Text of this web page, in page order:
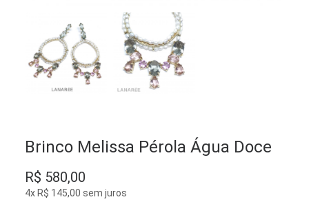
Brinco Melissa Pérola Água Doce
R$ 580,00
4x R$ 145,00 sem juros